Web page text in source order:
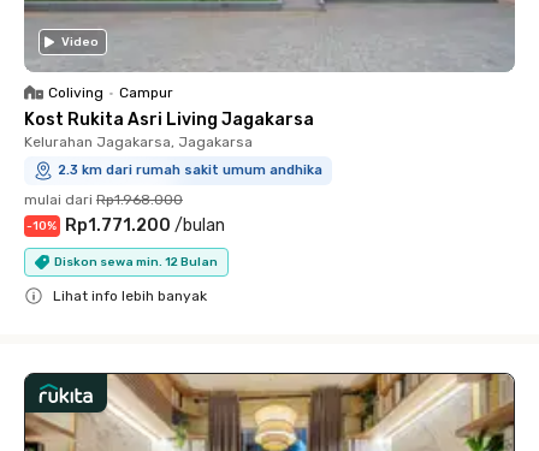
Video
Coliving • Campur
Kost Rukita Asri Living Jagakarsa
Kelurahan Jagakarsa, Jagakarsa
2.3 km dari rumah sakit umum andhika
mulai dari Rp1.968.000
-10% Rp1.771.200 /bulan
Diskon sewa min. 12 Bulan
Lihat info lebih banyak